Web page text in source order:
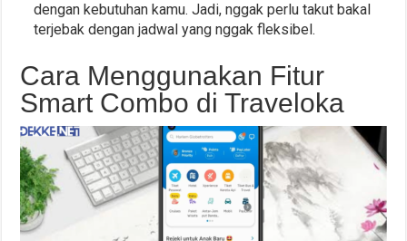
dengan kebutuhan kamu. Jadi, nggak perlu takut bakal
terjebak dengan jadwal yang nggak fleksibel.
Cara Menggunakan Fitur
Smart Combo di Traveloka